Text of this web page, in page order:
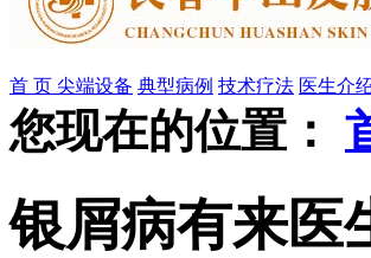
首 页 尖端设备 典型病例 技术疗法 医生介
您现在的位置：
银屑病有来医